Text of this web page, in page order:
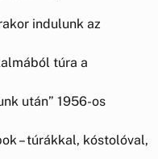
indulunk az
túra a
után” 1956-os
– túrákkal, kóstolóval,